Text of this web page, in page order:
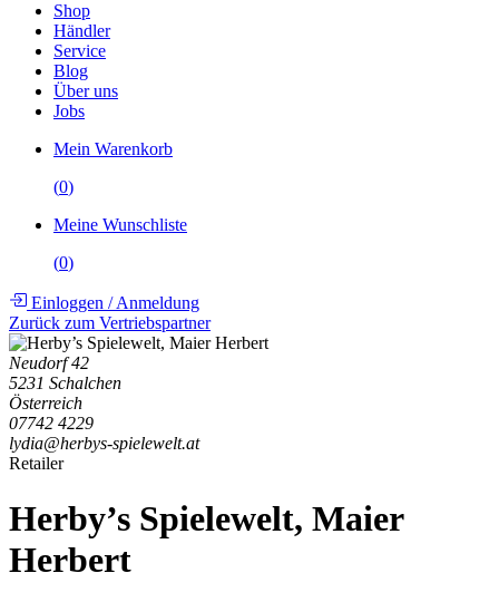
Shop
Händler
Service
Blog
Über uns
Jobs
Mein Warenkorb
(0)
Meine Wunschliste
(0)
Einloggen /Anmeldung
Zurück zum Vertriebspartner
Neudorf 42
5231 Schalchen
Österreich
07742 4229
lydia@herbys-spielewelt.at
Retailer
Herby’s Spielewelt, Maier
Herbert